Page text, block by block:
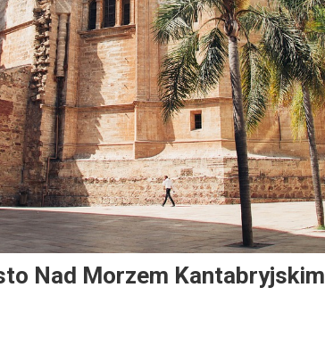
Nad Morzem Kantabryjskim